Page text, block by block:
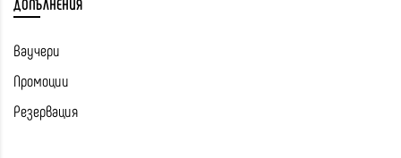
ДОПЪЛНЕНИЯ
Ваучери
Промоции
Резервация